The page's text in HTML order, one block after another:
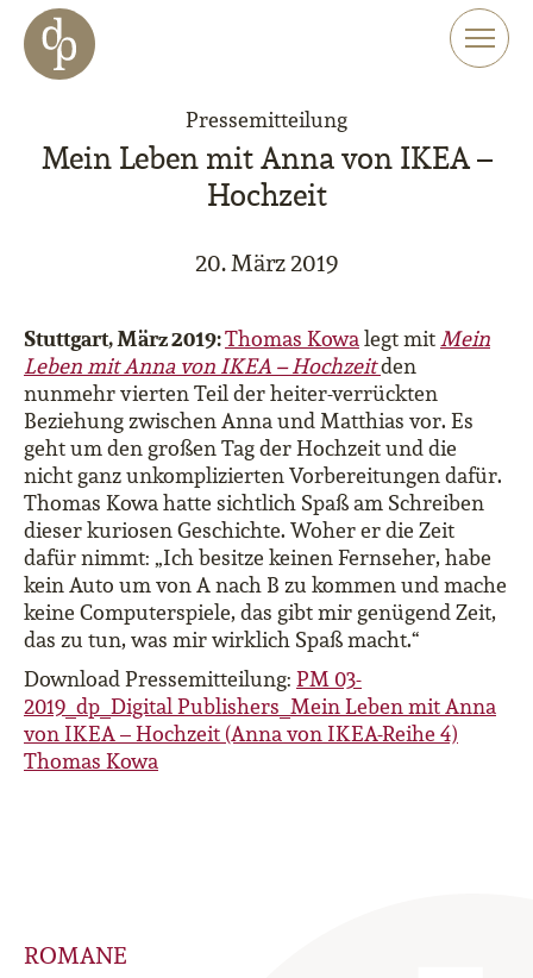
Zum Haupt-Inhalt springen
Zur Navigation springen
Zur Website-Suche springen
Pressemitteilung
Mein Leben mit Anna von IKEA –
Hochzeit
20. März 2019
Stuttgart, März 2019:Thomas Kowalegt mitMein
Leben mit Anna von IKEA – Hochzeitden
nunmehr vierten Teil der heiter-verrückten
Beziehung zwischen Anna und Matthias vor. Es
geht um den großen Tag der Hochzeit und die
nicht ganz unkomplizierten Vorbereitungen dafür.
Thomas Kowa hatte sichtlich Spaß am Schreiben
dieser kuriosen Geschichte. Woher er die Zeit
dafür nimmt: „Ich besitze keinen Fernseher, habe
kein Auto um von A nach B zu kommen und mache
keine Computerspiele, das gibt mir genügend Zeit,
das zu tun, was mir wirklich Spaß macht.“
Download Pressemitteilung: PM 03-
2019_dp_Digital Publishers_Mein Leben mit Anna
von IKEA – Hochzeit (Anna von IKEA-Reihe 4)
Thomas Kowa
ROMANE